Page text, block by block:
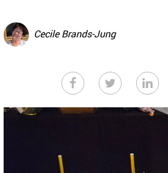
Cecile Brands-Jung